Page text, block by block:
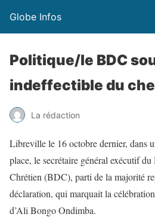
Globe Infos
Politique/le BDC
indeffectible du
La rédaction
Libreville le 16 octobre dernier, dans
place, le secrétaire général exécutif
Chrétien (BDC), parti de la majorité
déclaration, qui marquait la
d’Ali Bongo Ondimba.